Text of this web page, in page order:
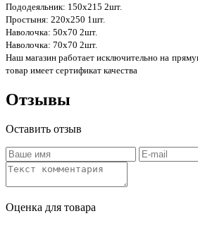
Пододеяльник: 150х215 2шт.
Простыня: 220х250 1шт.
Наволочка: 50х70 2шт.
Наволочка: 70х70 2шт.
Наш магазин работает исключительно на
товар имеет сертификат качества
Отзывы
Оставить отзыв
Оценка для товара